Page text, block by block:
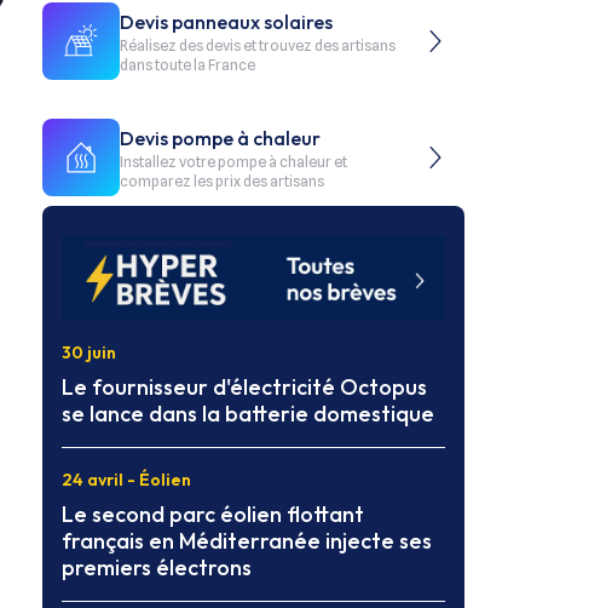
Devis panneaux solaires
Réalisez des devis et trouvez des artisans
dans toute la France
Devis pompe à chaleur
Installez votre pompe à chaleur et
comparez les prix des artisans
30 juin
Le fournisseur d'électricité Octopus
se lance dans la batterie domestique
24 avril - Éolien
Le second parc éolien flottant
français en Méditerranée injecte ses
premiers électrons